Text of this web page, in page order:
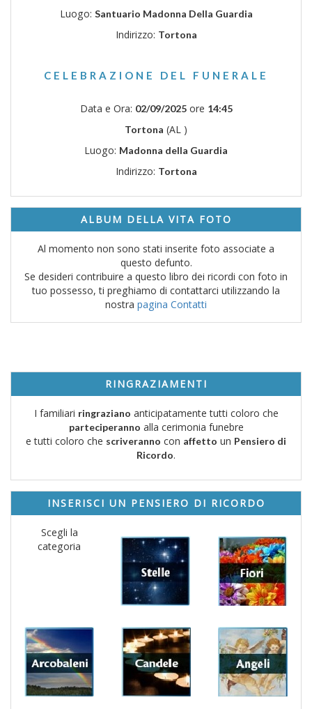
Luogo: Santuario Madonna Della Guardia
Indirizzo: Tortona
CELEBRAZIONE DEL FUNERALE
Data e Ora: 02/09/2025ore 14:45
Tortona (AL )
Luogo: Madonna della Guardia
Indirizzo: Tortona
ALBUM DELLA VITA FOTO
Al momento non sono stati inserite foto associate a
questo defunto.
Se desideri contribuire a questo libro dei ricordi con foto in
tuo possesso, ti preghiamo di contattarci utilizzando la
nostra pagina Contatti
RINGRAZIAMENTI
I familiari ringraziano anticipatamente tutti coloro che
parteciperanno alla cerimonia funebre
e tutti coloro che scriveranno con affetto un Pensiero di
Ricordo.
INSERISCI UN PENSIERO DI RICORDO
Scegli la
categoria